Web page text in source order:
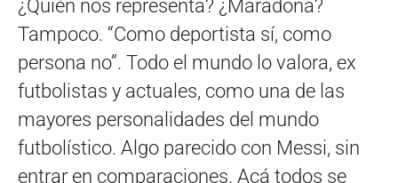
¿Quién nos representa? ¿Maradona?
Tampoco. “Como deportista sí, como
persona no”. Todo el mundo lo valora, ex
futbolistas y actuales, como una de las
mayores personalidades del mundo
futbolístico. Algo parecido con Messi, sin
entrar en comparaciones. Acá todos se